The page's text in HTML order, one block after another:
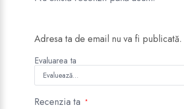
Adresa ta de email nu va fi publicată.
Evaluarea ta
Recenzia ta *